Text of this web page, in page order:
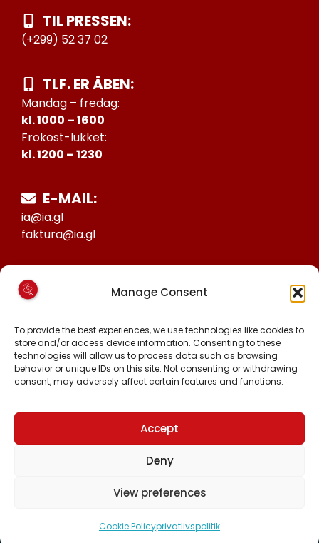
Manage Consent
To provide the best experiences, we use technologies like cookies to
store and/or access device information. Consenting to these
technologies will allow us to process data such as browsing
behavior or unique IDs on this site. Not consenting or withdrawing
consent, may adversely affect certain features and functions.
Accept
Deny
View preferences
Cookie Policyprivatlivspolitik
TIL PRESSEN:
(+299) 52 37 02
TLF. ER ÅBEN:
Mandag – fredag:
kl. 1000 – 1600
Frokost-lukket:
kl. 1200 – 1230
E-MAIL:
ia@ia.gl
faktura@ia.gl
25027388
KONTO NR:
6471-1511626
FØLG OS PÅ:
FACEBOOK
TIKTOK
Lavet med
af hjemmeside.gl